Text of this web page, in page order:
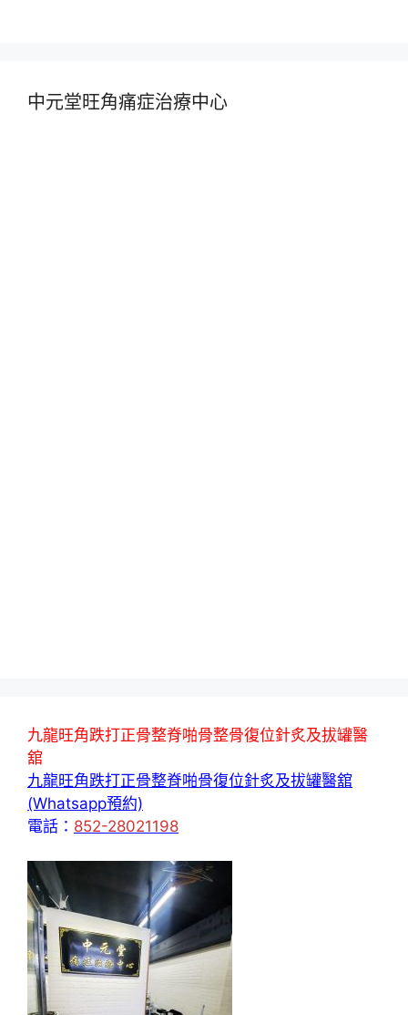
中元堂旺角痛症治療中心
九龍旺角跌打正骨整脊啪骨整骨復位針炙及拔罐醫
舘
九龍旺角跌打正骨整脊啪骨復位針炙及拔罐醫舘
(Whatsapp預約)
電話： 852-28021198